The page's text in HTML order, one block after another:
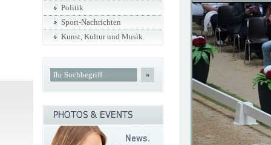
Politik
Sport-Nachrichten
Kunst, Kultur und Musik
»